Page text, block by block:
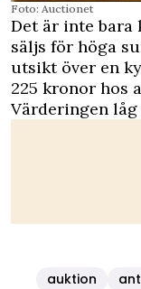
Foto: Auctionet
Det är inte bara
säljs för höga
utsikt över en
225 kronor hos
Värderingen
auktion